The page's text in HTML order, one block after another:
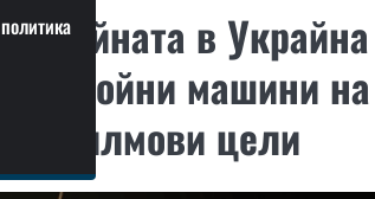
войната в
и бойни машини на
филмови цели